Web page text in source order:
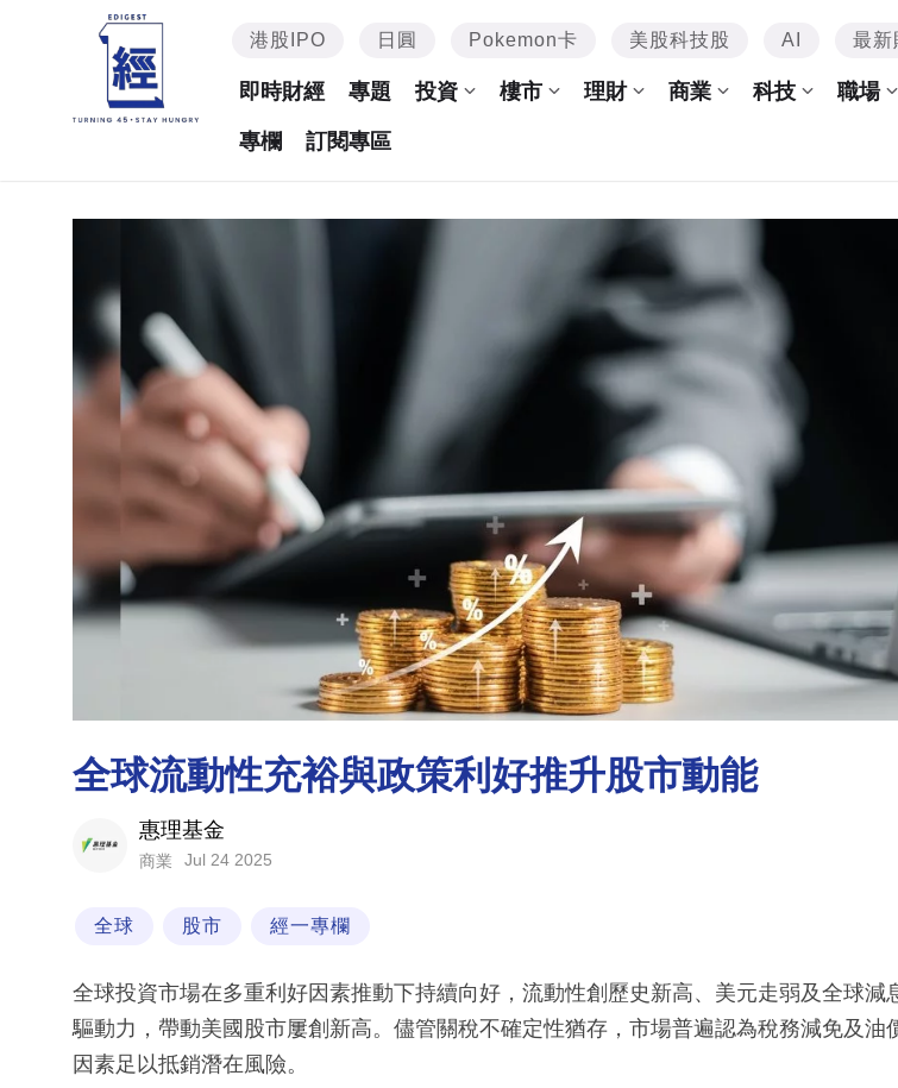
港股IPO 日圓 Pokemon卡 美股科技股 AI 最新
即時財經 專題 投資 樓市 理財 商業 科技 職場
專欄 訂閱專區
全球流動性充裕與政策利好推升股市動能
惠理基金
商業 Jul 24 2025
全球 股市 經一專欄
全球投資市場在多重利好因素推動下持續向好，流動性創歷史新高、美元走弱及全球減
驅動力，帶動美國股市屢創新高。儘管關稅不確定性猶存，市場普遍認為稅務減免及油
因素足以抵銷潛在風險。